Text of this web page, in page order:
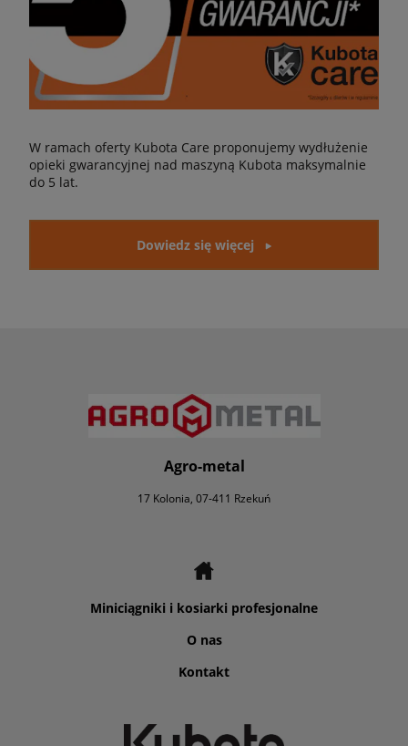
W ramach oferty Kubota Care proponujemy wydłużenie
opieki gwarancyjnej nad maszyną Kubota maksymalnie
do 5 lat.
Dowiedz się więcej
Agro-metal
17 Kolonia, 07-411 Rzekuń
Miniciągniki i kosiarki profesjonalne
O nas
Kontakt